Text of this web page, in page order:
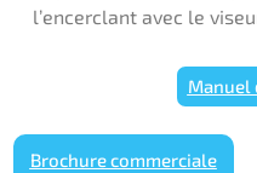
l’encerclant avec le
Brochure commerciale